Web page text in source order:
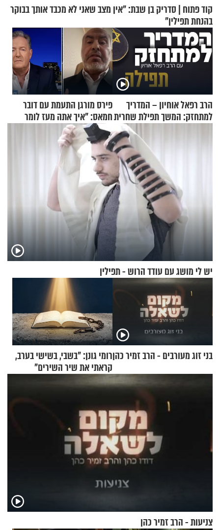
קוד פתוח | סדריק בן שבת: "אין מצב שאני לא מכבד אותך בבוקר
בהנחת תפילין"
הרב רפאל אוחיון – המדריך
למתחזק: המשך תפילת שחרית
פירס מורגן התעמת עם דובר
חמאס: "איך אתה מעז לומר
שלא ביצעתם פשעי מלחמה?!"
יש לי מושג עם עודד הרוש - תפילין
בני זוג מעורבים - הרב זמיר כהןרומי גונן: "בשבי, בשישי בערב,
קראתי את שיר השירים"
צניעות - הרב זמיר כהן